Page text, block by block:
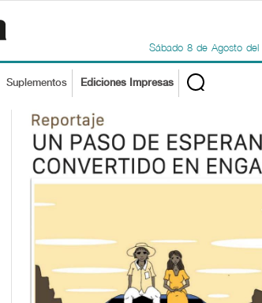
Sábado 8 de Agosto del
Suplementos Ediciones Impresas